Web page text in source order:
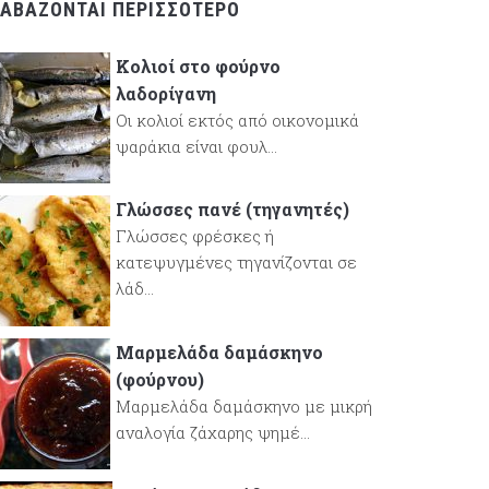
ΠΕΡΙΣΣΌΤΕΡΟ
Κολιοί στο φούρνο
λαδορίγανη
Οι κολιοί εκτός από οικονομικά
ψαράκια είναι φουλ...
Γλώσσες πανέ (τηγανητές)
Γλώσσες φρέσκες ή
κατεψυγμένες τηγανίζονται σε
λάδ...
Μαρμελάδα δαμάσκηνο
(φούρνου)
Μαρμελάδα δαμάσκηνο με μικρή
αναλογία ζάχαρης ψημέ...